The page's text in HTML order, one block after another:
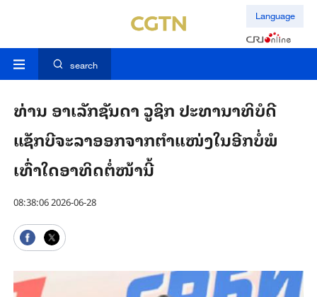
Language
search
ທ່ານ ອາ​ເລັກ​ຊັນ​ດາ ​ວູ​ຊິກ ປະ​ທາ​ນາ​ທິ​ບໍ​ດີ
ແຊັກ​ບີຈະ​ລາ​ອອກ​ຈາກ​ຕຳ​ແໜ່ງ​​ໃນ​ອີກ​ບໍ່​ພໍ​
ເທົ່າ​ໃດ​ອາ​ທິດ​ຕໍ່​ໜ້າ​ນີ້
08:38:06 2026-06-28